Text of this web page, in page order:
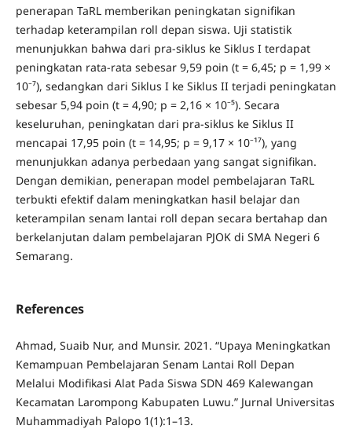
penerapan TaRL memberikan peningkatan signifikan
terhadap keterampilan roll depan siswa. Uji statistik
menunjukkan bahwa dari pra-siklus ke Siklus I terdapat
peningkatan rata-rata sebesar 9,59 poin (t = 6,45; p = 1,99 ×
10⁻⁷), sedangkan dari Siklus I ke Siklus II terjadi peningkatan
sebesar 5,94 poin (t = 4,90; p = 2,16 × 10⁻⁵). Secara
keseluruhan, peningkatan dari pra-siklus ke Siklus II
mencapai 17,95 poin (t = 14,95; p = 9,17 × 10⁻¹⁷), yang
menunjukkan adanya perbedaan yang sangat signifikan.
Dengan demikian, penerapan model pembelajaran TaRL
terbukti efektif dalam meningkatkan hasil belajar dan
keterampilan senam lantai roll depan secara bertahap dan
berkelanjutan dalam pembelajaran PJOK di SMA Negeri 6
Semarang.
References
Ahmad, Suaib Nur, and Munsir. 2021. “Upaya Meningkatkan
Kemampuan Pembelajaran Senam Lantai Roll Depan
Melalui Modifikasi Alat Pada Siswa SDN 469 Kalewangan
Kecamatan Larompong Kabupaten Luwu.” Jurnal Universitas
Muhammadiyah Palopo 1(1):1–13.